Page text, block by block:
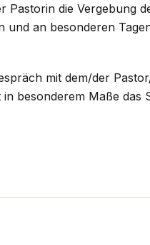
Pastorin die Vergebung
und an besonderen
mit dem/der
besonderem Maße das